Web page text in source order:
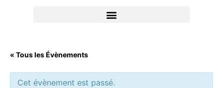
« Tous les Évènements
Cet évènement est passé.